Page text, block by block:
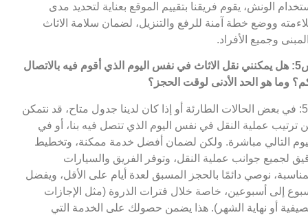
الونش، يقوم فريقنا بتقييم الموقع بعناية لتحديد مدى
ووضع خطة آمنة للرفع والتنزيل، لضمان سلامة الاثاث
وجميع الأفراد.
س5: هل يمكنني نقل الاثاث في نفس اليوم الذي أقوم فيه بالاتصال
وما هو الحد الأدنى لوقت الحجز؟
ج5: في بعض الحالات الطارئة أو إذا كان لدينا جدول متاح، قد نتمكن
ترتيب عملية النقل في نفس اليوم الذي تتصل فيه بنا، أو في
التالي مباشرة. ولكن لضمان أفضل خدمة ممكنة، وتخطيط
لجميع جوانب عملية النقل، وتوفر الفريق والسيارات
نوصي دائمًا بالحجز المسبق لعدة أيام على الأقل، ويفضل
إلى أسبوعين، خاصة خلال فترات الذروة (مثل الإجازات
أو نهاية الشهر). هذا يضمن حصولك على الخدمة التي